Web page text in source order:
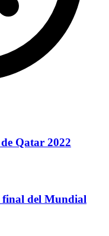
Qatar 2022
final del Mundial